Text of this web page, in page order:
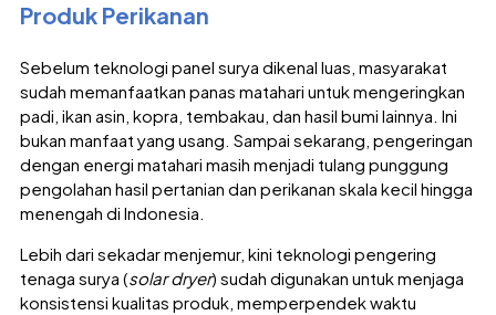
Produk Perikanan
Sebelum teknologi panel surya dikenal luas, masyarakat
sudah memanfaatkan panas matahari untuk mengeringkan
padi, ikan asin, kopra, tembakau, dan hasil bumi lainnya. Ini
bukan manfaat yang usang. Sampai sekarang, pengeringan
dengan energi matahari masih menjadi tulang punggung
pengolahan hasil pertanian dan perikanan skala kecil hingga
menengah di Indonesia.
Lebih dari sekadar menjemur, kini teknologi pengering
tenaga surya (solar dryer) sudah digunakan untuk menjaga
konsistensi kualitas produk, memperpendek waktu